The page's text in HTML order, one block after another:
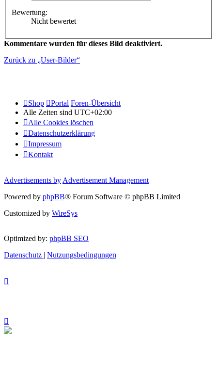
Bewertung:
Nicht bewertet
Kommentare wurden für dieses Bild deaktiviert.
Zurück zu „User-Bilder“
Shop Portal Foren-Übersicht
Alle Zeiten sind UTC+02:00
Alle Cookies löschen
Datenschutzerklärung
Impressum
Kontakt
Advertisements by Advertisement Management
Powered by phpBB® Forum Software © phpBB Limited
Customized by WireSys
Optimized by: phpBB SEO
Datenschutz | Nutzungsbedingungen